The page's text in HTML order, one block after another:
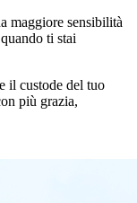
maggiore sensibilità
ti stai
il custode del tuo
più grazia,